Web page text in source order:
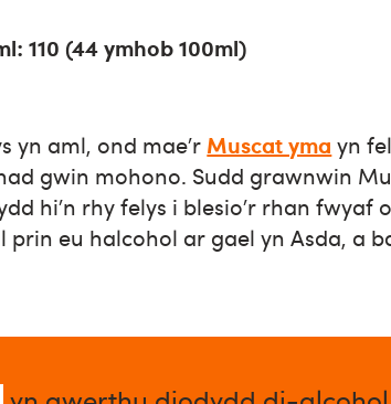
110 (44 ymhob 100ml)
yn aml, ond mae’r Muscat yma yn
gwin mohono. Sudd grawnwin
hi’n rhy felys i blesio’r rhan fwyaf
eu halcohol ar gael yn Asda, a